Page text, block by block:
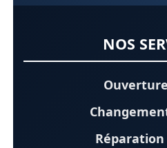
NOS